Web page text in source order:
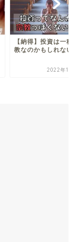
【雑記】着々と売却
います
2023年6